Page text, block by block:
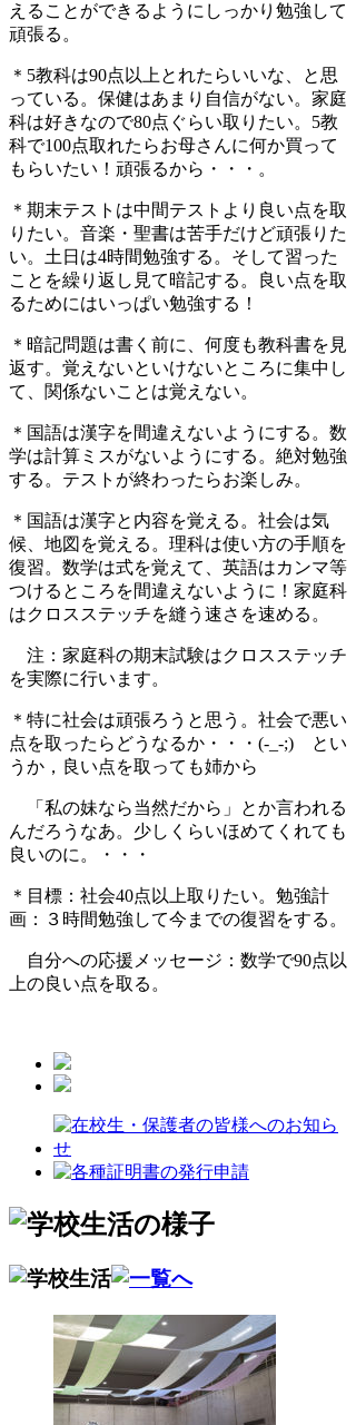
えることができるようにしっかり勉強して
頑張る。
＊5教科は90点以上とれたらいいな、と思
っている。保健はあまり自信がない。家庭
科は好きなので80点ぐらい取りたい。5教
科で100点取れたらお母さんに何か買って
もらいたい！頑張るから・・・。
＊期末テストは中間テストより良い点を取
りたい。音楽・聖書は苦手だけど頑張りた
い。土日は4時間勉強する。そして習った
ことを繰り返し見て暗記する。良い点を取
るためにはいっぱい勉強する！
＊暗記問題は書く前に、何度も教科書を見
返す。覚えないといけないところに集中し
て、関係ないことは覚えない。
＊国語は漢字を間違えないようにする。数
学は計算ミスがないようにする。絶対勉強
する。テストが終わったらお楽しみ。
＊国語は漢字と内容を覚える。社会は気
候、地図を覚える。理科は使い方の手順を
復習。数学は式を覚えて、英語はカンマ等
つけるところを間違えないように！家庭科
はクロスステッチを縫う速さを速める。
注：家庭科の期末試験はクロスステッチ
を実際に行います。
＊特に社会は頑張ろうと思う。社会で悪い
点を取ったらどうなるか・・・(-_-;) とい
うか，良い点を取っても姉から
「私の妹なら当然だから」とか言われる
んだろうなあ。少しくらいほめてくれても
良いのに。・・・
＊目標：社会40点以上取りたい。勉強計
画：３時間勉強して今までの復習をする。
自分への応援メッセージ：数学で90点以
上の良い点を取る。